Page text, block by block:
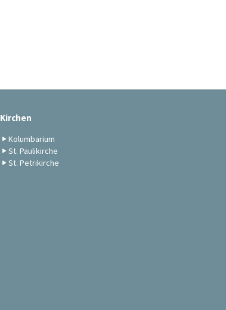
Kirchen
Kolumbarium
St. Paulikirche
St. Petrikirche